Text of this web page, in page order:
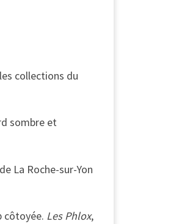
collections du
sombre et
La Roche-sur-Yon
côtoyée. Les Phlox,